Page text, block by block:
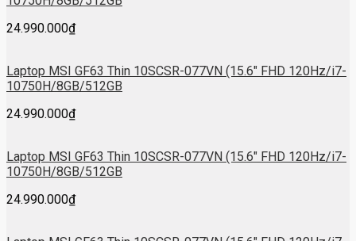
24.990.000₫
Laptop MSI GF63 Thin 10SCSR-077VN (15.6″ FHD 120Hz/i7-
10750H/8GB/512GB
24.990.000₫
Laptop MSI GF63 Thin 10SCSR-077VN (15.6″ FHD 120Hz/i7-
10750H/8GB/512GB
24.990.000₫